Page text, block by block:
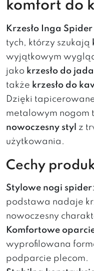
komfort do
Krzesło Inga Spider
tych, którzy szukają
wyjątkowym
jako krzesło do
także krzesło do
Dzięki
metalowym nogom
nowoczesny styl z
użytkowania.
Cechy
Stylowe nogi spider
podstawa nadaje
nowoczesny
Komfortowe
wyprofilowana
podparcie plecom.